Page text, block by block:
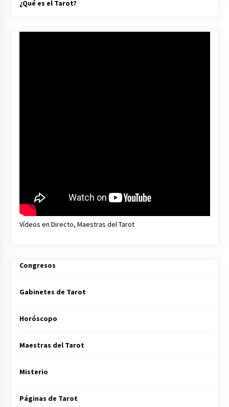
¿Qué es el Tarot?
Vídeos en Directo, Maestras del Tarot
Congresos
Gabinetes de Tarot
Horóscopo
Maestras del Tarot
Misterio
Páginas de Tarot